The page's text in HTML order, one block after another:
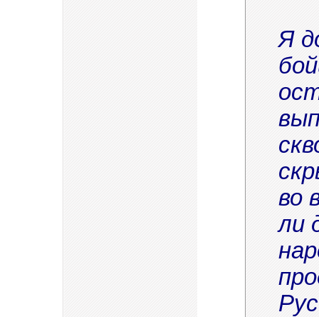
Я
во
ли